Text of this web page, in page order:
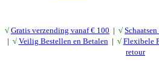
√ Gratis verzending vanaf € 100 | √
| √ Veilig Bestellen en Betalen | √ Flexibele
retour